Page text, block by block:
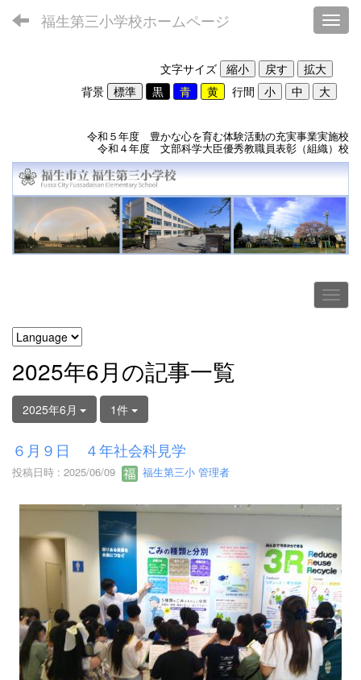
福生第三小学校ホームページ
文字サイズ
背景
行間
令和５年度 豊かな心を育む体験活動の充実事業実施校
令和４年度 文部科学大臣優秀教職員表彰（組織）校
2025年6月の記事一覧
2025年6月 1件
６月９日 ４年社会科見学
投稿日時 : 2025/06/09 福生第三小 管理者